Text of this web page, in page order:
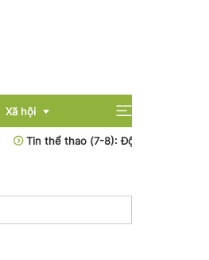
Xã hội
Tin thể thao (7-8): Đội tuyển Việt Nam